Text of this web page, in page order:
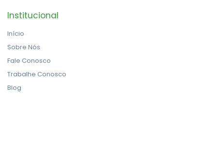
Institucional
Início
Sobre Nós
Fale Conosco
Trabalhe Conosco
Blog